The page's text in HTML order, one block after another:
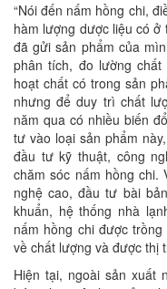
“Nói đến nấm hồng chi,
hàm lượng dược liệu có ở
đã gửi sản phẩm của
phân tích, đo lường
hoạt chất có trong sản
nhưng để duy trì chất
năm qua có nhiều biến
tư vào loại sản phẩm
đầu tư kỹ thuật, công
chăm sóc nấm hồng chi.
nghệ cao, đầu tư bài
khuẩn, hệ thống nhà
nấm hồng chi được
về chất lượng và được thị
Hiện tại, ngoài sản xuất